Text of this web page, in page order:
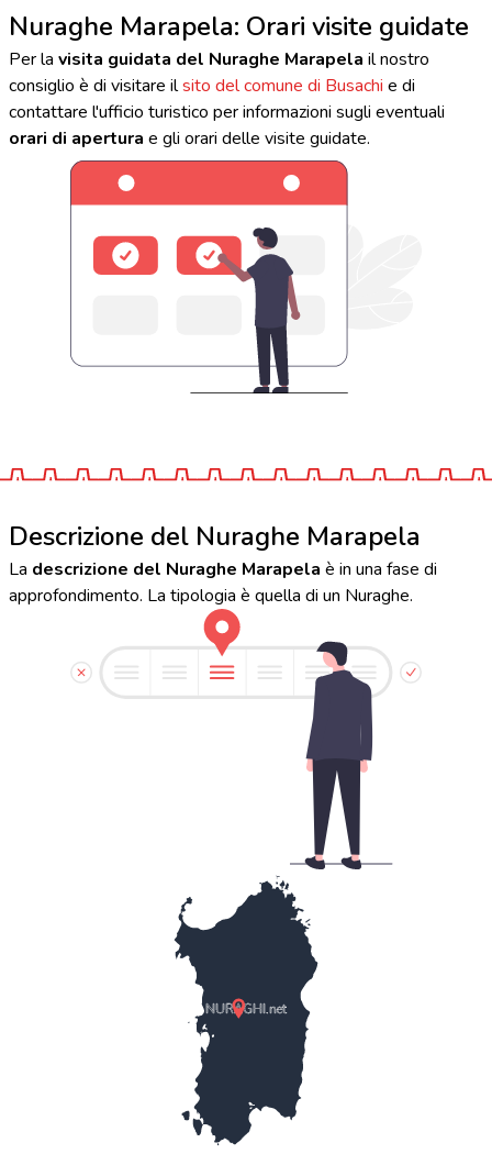
Nuraghe Marapela: Orari visite guidate
Per la visita guidata del Nuraghe Marapela il nostro
consiglio è di visitare ilsito del comune di Busachi e di
contattare l'ufficio turistico per informazioni sugli eventuali
orari di apertura e gli orari delle visite guidate.
Descrizione del Nuraghe Marapela
La descrizione del Nuraghe Marapela è in una fase di
approfondimento. La tipologia è quella di un Nuraghe.
NURAGHI.net